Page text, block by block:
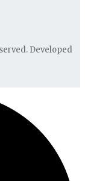
Developed